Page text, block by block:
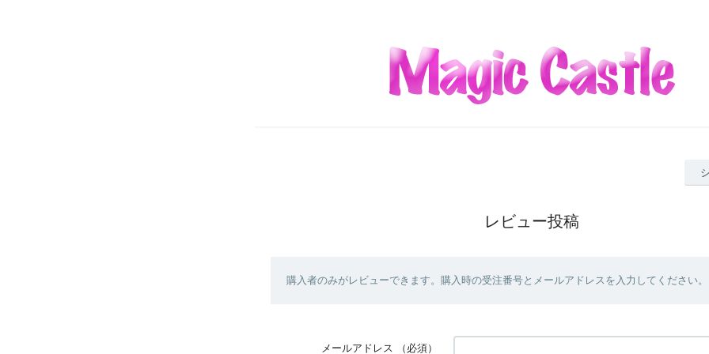
レビュー投稿
購入者のみがレビューできます。購入時の受注番号とメールアドレスを入力してください。
メールアドレス （必須）